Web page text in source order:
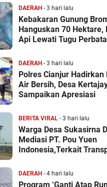
DAERAH - 3 hari lalu
Kebakaran Gunung
Hanguskan 70 Hektare,
Api Lewati Tugu
DAERAH - 3 hari lalu
Polres Cianjur Hadirkan
Air Bersih, Desa
Sampaikan Apresiasi
BERITA VIRAL - 3 hari lalu
Warga Desa Sukasirna
Mediasi PT. Pou Yuen
Indonesia,Terkait
DAERAH - 4 hari lalu
Program ‘Ganti Atap